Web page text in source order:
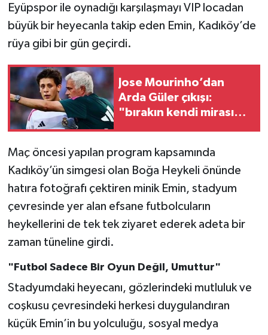
Eyüpspor ile oynadığı karşılaşmayı VIP locadan
büyük bir heyecanla takip eden Emin, Kadıköy’de
rüya gibi bir gün geçirdi.
Jose Mourinho’dan
Arda Güler çıkışı:
"bırakın kendi mirasını
Maç öncesi yapılan program kapsamında
Kadıköy’ün simgesi olan Boğa Heykeli önünde
hatıra fotoğrafı çektiren minik Emin, stadyum
çevresinde yer alan efsane futbolcuların
heykellerini de tek tek ziyaret ederek adeta bir
zaman tüneline girdi.
"Futbol Sadece Bir Oyun Değil, Umuttur"
Stadyumdaki heyecanı, gözlerindeki mutluluk ve
coşkusu çevresindeki herkesi duygulandıran
küçük Emin’in bu yolculuğu, sosyal medya